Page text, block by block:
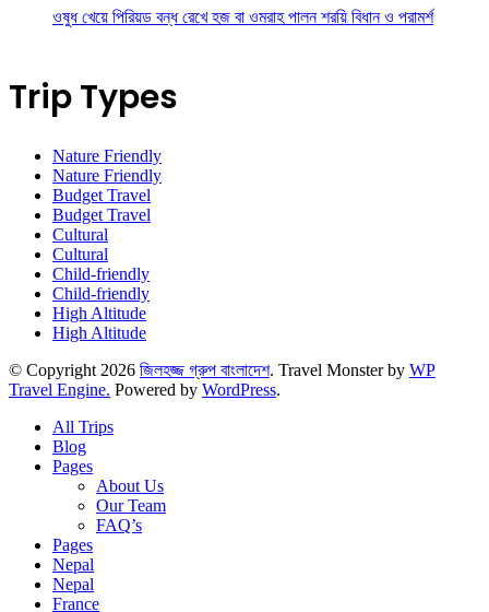
ওষুধ খেয়ে পিরিয়ড বন্ধ রেখে হজ বা ওমরাহ পালন শরয়ি বিধান ও পরামর্শ
Trip Types
Nature Friendly
Nature Friendly
Budget Travel
Budget Travel
Cultural
Cultural
Child-friendly
Child-friendly
High Altitude
High Altitude
© Copyright 2026 জিলহজ্জ গ্রুপ বাংলাদেশ. Travel Monster by WP
Travel Engine. Powered by WordPress.
All Trips
Blog
Pages
About Us
Our Team
FAQ’s
Pages
Nepal
Nepal
France